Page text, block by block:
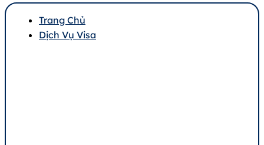
Trang Chủ
Dịch Vụ Visa